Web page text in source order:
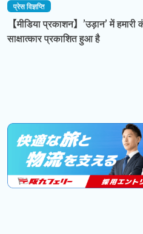
प्रेस विज्ञप्ति
【मीडिया प्रकाशन】’उड़ान’ में
साक्षात्कार प्रकाशित हुआ है